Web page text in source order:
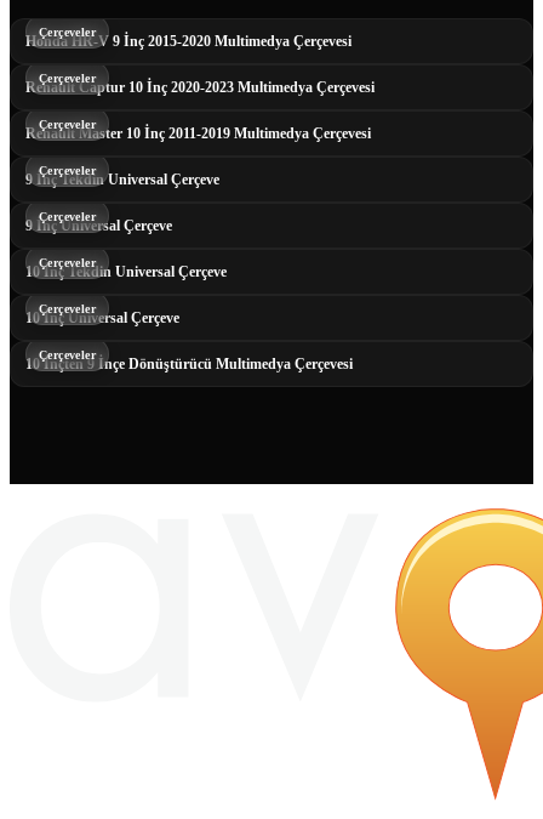
Honda HR-V 9 İnç 2015-2020 Multimedya Çerçevesi
Çerçeveler
Renault Captur 10 İnç 2020-2023 Multimedya Çerçevesi
Çerçeveler
Renault Master 10 İnç 2011-2019 Multimedya Çerçevesi
Çerçeveler
9 İnç Tekdin Universal Çerçeve
Çerçeveler
9 İnç Universal Çerçeve
Çerçeveler
10 İnç Tekdin Universal Çerçeve
Çerçeveler
10 İnç Universal Çerçeve
Çerçeveler
10 İnçten 9 İnçe Dönüştürücü Multimedya Çerçevesi
Çerçeveler